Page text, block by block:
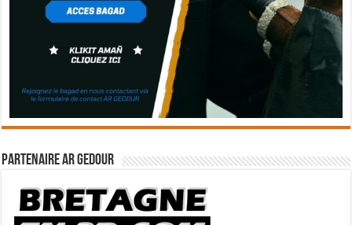
Partenaire Ar Gedour